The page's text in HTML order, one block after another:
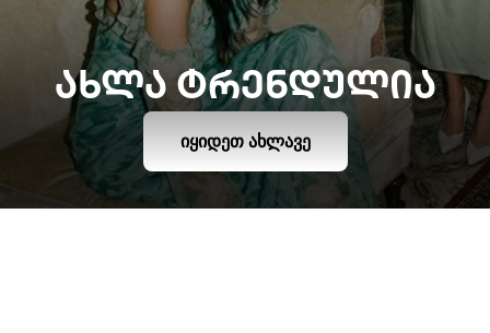
ᲐᲮᲚᲐ ᲢᲠᲔᲜᲓᲣᲚᲘᲐ
ᲘᲧᲘᲓᲔᲗ ᲐᲮᲚᲐᲕᲔ